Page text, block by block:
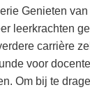
Genieten
leerkrachten
carrière
voor
Om bij te